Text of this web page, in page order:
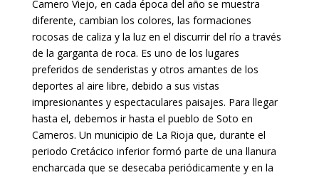
Camero Viejo, en cada época del año se muestra
diferente, cambian los colores, las formaciones
rocosas de caliza y la luz en el discurrir del río a través
de la garganta de roca. Es uno de los lugares
preferidos de senderistas y otros amantes de los
deportes al aire libre, debido a sus vistas
impresionantes y espectaculares paisajes. Para llegar
hasta el, debemos ir hasta el pueblo de Soto en
Cameros. Un municipio de La Rioja que, durante el
periodo Cretácico inferior formó parte de una llanura
encharcada que se desecaba periódicamente y en la